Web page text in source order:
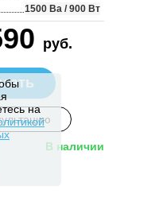
1500 Ва / 900 Вт
руб.
В наличии
на